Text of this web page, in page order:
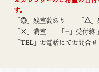
す。
「◎ 」残室数あり 「△
「× 」満室 「− 」受付終
「TEL」お電話にてお問合